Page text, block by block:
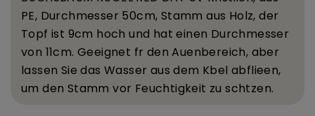
PE, Durchmesser 50cm, Stamm aus Holz, der
Topf ist 9cm hoch und hat einen Durchmesser
von 11cm. Geeignet fr den Auenbereich, aber
lassen Sie das Wasser aus dem Kbel abflieen,
um den Stamm vor Feuchtigkeit zu schtzen.